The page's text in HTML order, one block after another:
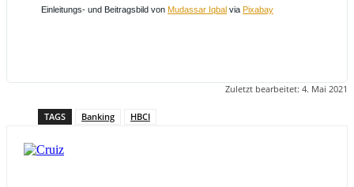
Einleitungs- und Beitragsbild von Mudassar Iqbal via Pixabay
Zuletzt bearbeitet: 4. Mai 2021
TAGS Banking HBCI